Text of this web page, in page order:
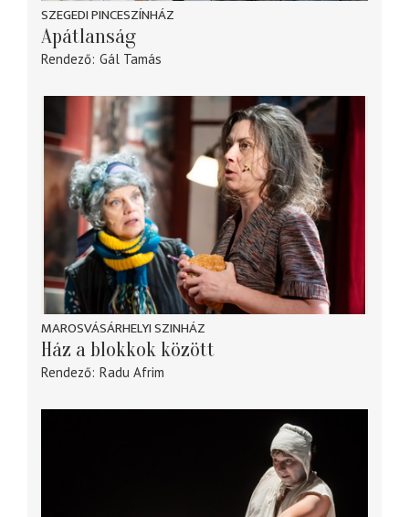
SZEGEDI PINCESZÍNHÁZ
Apátlanság
Rendező Gál Tamás
MAROSVÁSÁRHELYI SZINHÁZ
Ház a blokkok között
Rendező Radu Afrim